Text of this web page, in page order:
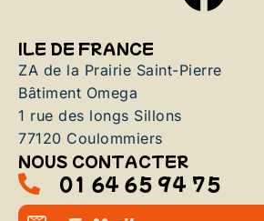
ILE DE FRANCE
ZA de la Prairie Saint-Pierre
Bâtiment Omega
1 rue des longs Sillons
77120 Coulommiers
NOUS CONTACTER
01 64 65 94 75